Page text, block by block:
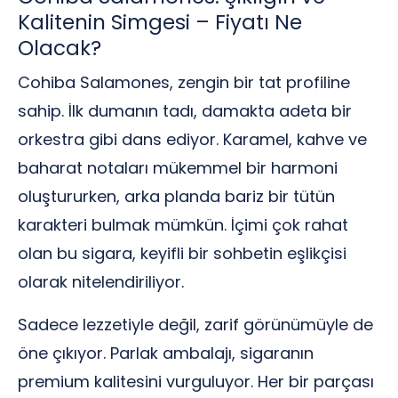
Kalitenin Simgesi – Fiyatı Ne
Olacak?
Cohiba Salamones, zengin bir tat profiline
sahip. İlk dumanın tadı, damakta adeta bir
orkestra gibi dans ediyor. Karamel, kahve ve
baharat notaları mükemmel bir harmoni
oluştururken, arka planda bariz bir tütün
karakteri bulmak mümkün. İçimi çok rahat
olan bu sigara, keyifli bir sohbetin eşlikçisi
olarak nitelendiriliyor.
Sadece lezzetiyle değil, zarif görünümüyle de
öne çıkıyor. Parlak ambalajı, sigaranın
premium kalitesini vurguluyor. Her bir parçası